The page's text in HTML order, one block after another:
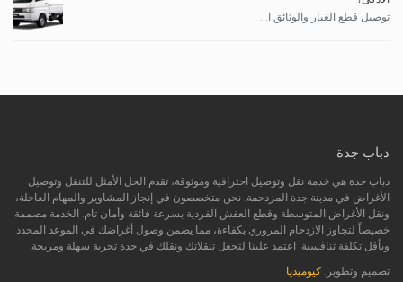
توصيل قطع الغيار والوثائق ا...
دباب جدة
دباب جدة هي خدمة نقل وتوصيل احترافية وموثوقة، تقدم الحل الأمثل للتنقل وتوصيل
الأغراض في مدينة جدة المزدحمة. نحن متخصصون في إنجاز المشاوير والمهام العاجلة،
ونقل الأغراض المتوسطة وقطع العفش الفردية بسرعة فائقة وأمان تام. الخدمة مصممة
خصيصاً لتجاوز الازدحام المروري بكفاءة، مما يضمن وصول أغراضك في الموعد المحدد
وبأقل تكلفة تنافسية. اعتمد علينا لتجعل تنقلاتك ونقلك في جدة تجربة سهلة ومريحة.
تصميم وتطوير: كيوميديا